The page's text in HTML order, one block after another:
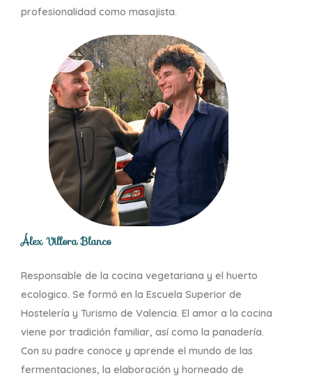
profesionalidad como masajista.
Álex Villora Blanco
Responsable de la cocina vegetariana y el huerto
ecologico. Se formó en la Escuela Superior de
Hostelería y Turismo de Valencia. El amor a la cocina
viene por tradición familiar, así como la panadería.
Con su padre conoce y aprende el mundo de las
fermentaciones, la elaboración y horneado de